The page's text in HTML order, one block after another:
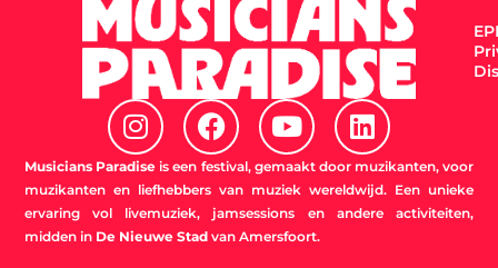
I
n
s
t
a
g
F
a
c
e
b
o
Y
o
u
t
u
b
L
i
n
k
e
Musicians Paradise is een festival, gemaakt door muzikanten, voor
muzikanten en liefhebbers van muziek wereldwijd. Een unieke
ervaring vol livemuziek, jamsessions en andere activiteiten,
midden in De Nieuwe Stadvan Amersfoort.